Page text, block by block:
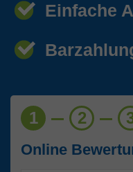
Einfache
1 2
Online